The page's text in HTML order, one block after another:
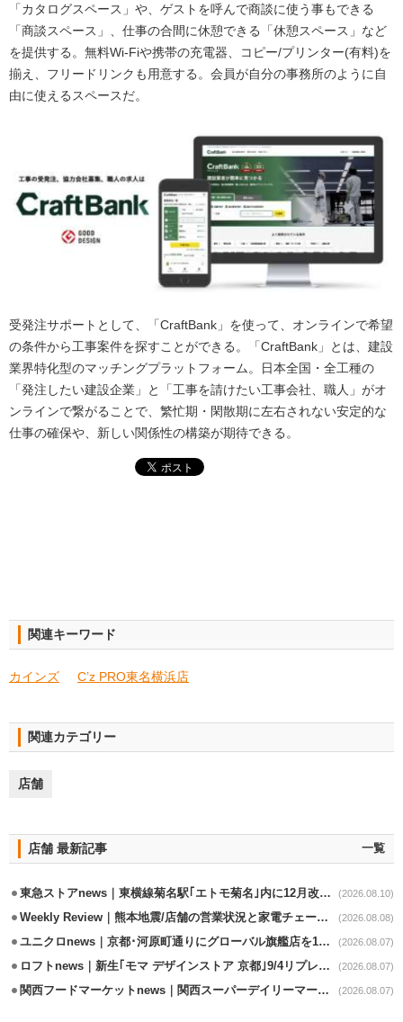
「カタログスペース」や、ゲストを呼んで商談に使う事もできる
「商談スペース」、仕事の合間に休憩できる「休憩スペース」など
を提供する。無料Wi-Fiや携帯の充電器、コピー/プリンター(有料)を
揃え、フリードリンクも用意する。会員が自分の事務所のように自
由に使えるスペースだ。
受発注サポートとして、「CraftBank」を使って、オンラインで希望
の条件から工事案件を探すことができる。「CraftBank」とは、建設
業界特化型のマッチングプラットフォーム。日本全国・全工種の
「発注したい建設企業」と「工事を請けたい工事会社、職人」がオ
ンラインで繋がることで、繁忙期・閑散期に左右されない安定的な
仕事の確保や、新しい関係性の構築が期待できる。
関連キーワード
カインズ C’z PRO東名横浜店
関連カテゴリー
店舗
店舗 最新記事 一覧
東急ストアnews｜東横線菊名駅｢エトモ菊名｣内に12月改装オープン (2026.08.10)
Weekly Review｜熊本地震/店舗の営業状況と家電チェーンの支援策 (2026.08.08)
ユニクロnews｜京都･河原町通りにグローバル旗艦店を11/6開設 (2026.08.07)
ロフトnews｜新生｢モマ デザインストア 京都｣9/4リプレイスオープン (2026.08.07)
関西フードマーケットnews｜関西スーパーデイリーマート蒲生店8/7改装 (2026.08.07)